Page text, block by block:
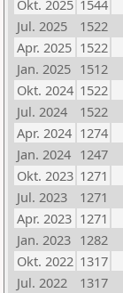
Okt. 2025 1544
Jul. 2025
1522
Apr. 2025 1522
Jan. 2025 1512
Okt. 2024 1522
Jul. 2024
1522
Apr. 2024 1274
Jan. 2024 1247
Okt. 2023 1271
Jul. 2023
1271
Apr. 2023 1271
Jan. 2023 1282
Okt. 2022 1317
Jul. 2022
1317